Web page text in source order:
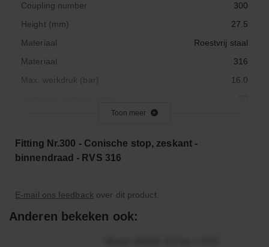
Coupling number
300
Height (mm)
27.5
Materiaal
Roestvrij staal
Materiaal
316
Max. werkdruk (bar)
16.0
Type - male/female
Toon meer
Fitting Nr.300 - Conische stop, zeskant -
binnendraad - RVS 316
E-mail ons feedback over dit product.
Anderen bekeken ook: